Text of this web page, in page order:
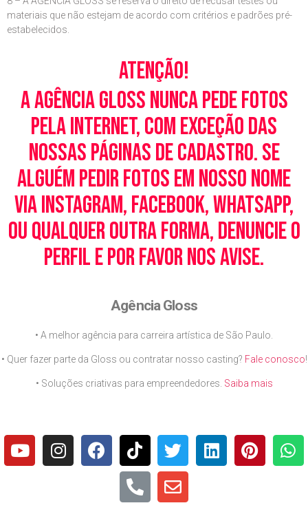
materiais que não estejam de acordo com critérios e padrões pré-
estabelecidos.
Atenção!
A Agência Gloss nunca pede fotos
pela Internet, com exceção das
nossas páginas de cadastro. Se
alguém pedir fotos em nosso nome
via Instagram, Facebook, WhatsApp,
ou qualquer outra forma, denuncie o
perfil e por favor nos avise.
Agência Gloss
• A melhor agência para carreira artística de São Paulo.
• Quer fazer parte da Gloss ou contratar nosso casting? Fale conosco!
• Soluções criativas para empreendedores. Saiba mais